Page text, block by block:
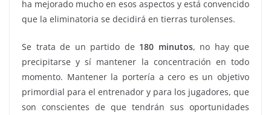
ha mejorado mucho en esos aspectos y está convencido
que la eliminatoria se decidirá en tierras turolenses.
Se trata de un partido de 180 minutos, no hay que
precipitarse y sí mantener la concentración en todo
momento. Mantener la portería a cero es un objetivo
primordial para el entrenador y para los jugadores, que
son conscientes de que tendrán sus oportunidades